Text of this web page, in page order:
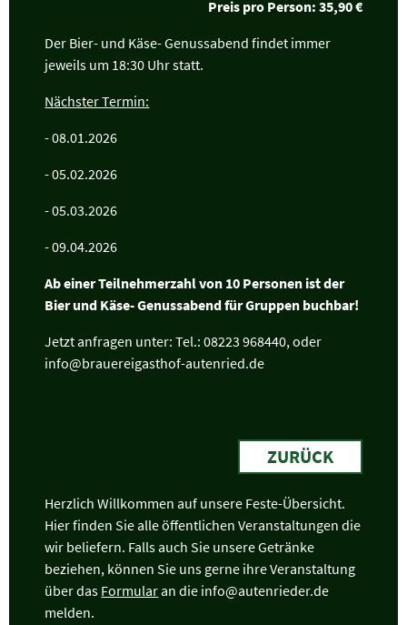
Preis pro Person: 35,90 €
Der Bier- und Käse- Genussabend findet immer
jeweils um 18:30 Uhr statt.
Nächster Termin:
- 08.01.2026
- 05.02.2026
- 05.03.2026
- 09.04.2026
Ab einer Teilnehmerzahl von 10 Personen ist der
Bier und Käse- Genussabend für Gruppen buchbar!
Jetzt anfragen unter: Tel.: 08223 968440, oder
info@brauereigasthof-autenried.de
ZURÜCK
Herzlich Willkommen auf unsere Feste-Übersicht.
Hier finden Sie alle öffentlichen Veranstaltungen die
wir beliefern. Falls auch Sie unsere Getränke
beziehen, können Sie uns gerne ihre Veranstaltung
über das Formularan die info@autenrieder.de
melden.